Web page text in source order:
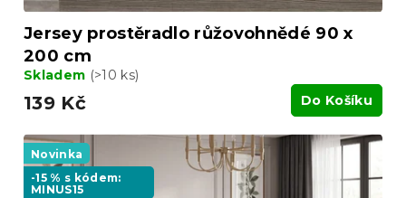
Jersey prostěradlo růžovohnědé 90 x
200 cm
Skladem (>10 ks)
139 Kč Do Košíku
Novinka
-15 % s kódem:
MINUS15